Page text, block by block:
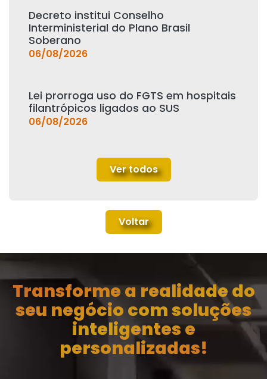
Decreto institui Conselho
Interministerial do Plano Brasil
Soberano
06/08/2026
Lei prorroga uso do FGTS em hospitais
filantrópicos ligados ao SUS
06/08/2026
Ver todos
Voltar
Transforme a realidade do
seu negócio com soluções
inteligentes e
personalizadas!